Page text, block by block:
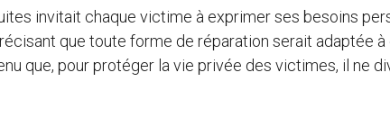
invitait chaque victime à exprimer ses besoins
que toute forme de réparation serait adaptée à
que, pour protéger la vie privée des victimes, il ne